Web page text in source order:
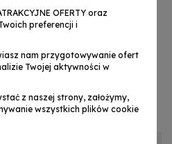
OFERTY oraz
preferencji i
nam przygotowywanie ofert
Twojej aktywności w
z naszej strony, założymy,
wszystkich plików cookie